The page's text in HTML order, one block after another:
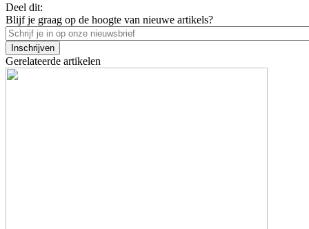
Deel dit:
Blijf je graag op de hoogte van nieuwe artikels?
Email
Gerelateerde artikelen